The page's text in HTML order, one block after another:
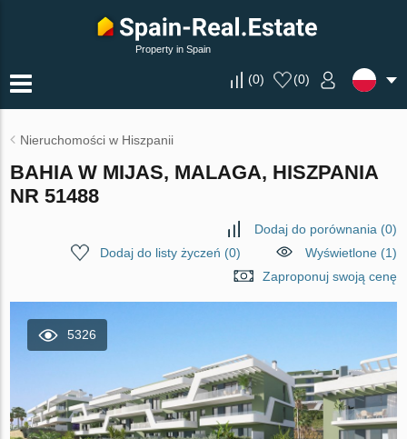
Property in Spain
(0) (0)
Nieruchomości w Hiszpanii
BAHIA W MIJAS, MALAGA, HISZPANIA
NR 51488
Dodaj do porównania (0)
Dodaj do listy życzeń (0)
Wyświetlone (1)
Zaproponuj swoją cenę
5326